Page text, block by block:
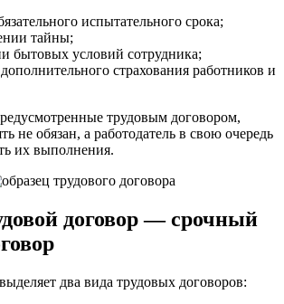
испытательного срока;
тайны;
бытовых условий сотрудника;
страхования работников и
трудовым договором,
не обязан, а работодатель в свою очередь
их выполнения.
договор — срочный
два вида трудовых договоров: